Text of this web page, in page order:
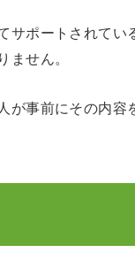
サポートされて
ません。
が事前にその内